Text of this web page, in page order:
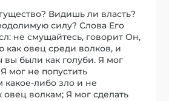
Видишь ли власть?
силу? Слова Его
не смущайтесь, говорит Он,
как овец среди волков, и
вы были как голуби. Я мог
мог не попустить
какое-либо зло и не
овец волкам; Я мог сделать